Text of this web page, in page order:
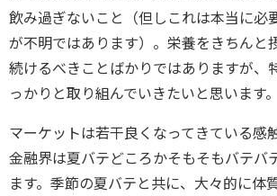
飲み過ぎないこと（但しこれは本当に必
が不明ではあります）。栄養をきちんと
続けるべきことばかりではありますが、
っかりと取り組んでいきたいと思います。
マーケットは若干良くなってきている感
金融界は夏バテどころかそもそもバテバ
ます。季節の夏バテと共に、大々的に体